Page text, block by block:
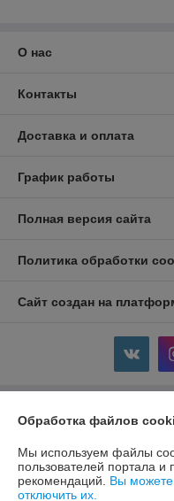
О нас
Контакты
Доставка и оплата
График работы
Полная версия сайта
Политика обработки
Сайт создан на
Информация для покупателя
Юридическое лицо: ООО
213802, Могилевская область,
Регистрационный номер ЕГР:
Обработка файлов
Мы используем файлы
пользователей портала
рекомендаций. Вы
отключить их.